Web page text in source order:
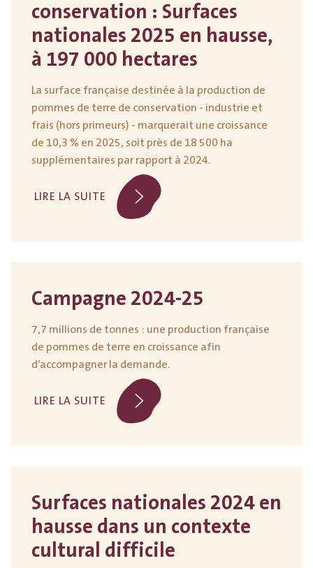
conservation : Surfaces
nationales 2025 en hausse,
à 197 000 hectares
La surface française destinée à la production de
pommes de terre de conservation - industrie et
frais (hors primeurs) - marquerait une croissance
de 10,3 % en 2025, soit près de 18 500 ha
supplémentaires par rapport à 2024.
LIRE LA SUITE
Campagne 2024-25
7,7 millions de tonnes : une production française
de pommes de terre en croissance afin
d’accompagner la demande.
LIRE LA SUITE
Surfaces nationales 2024 en
hausse dans un contexte
cultural difficile